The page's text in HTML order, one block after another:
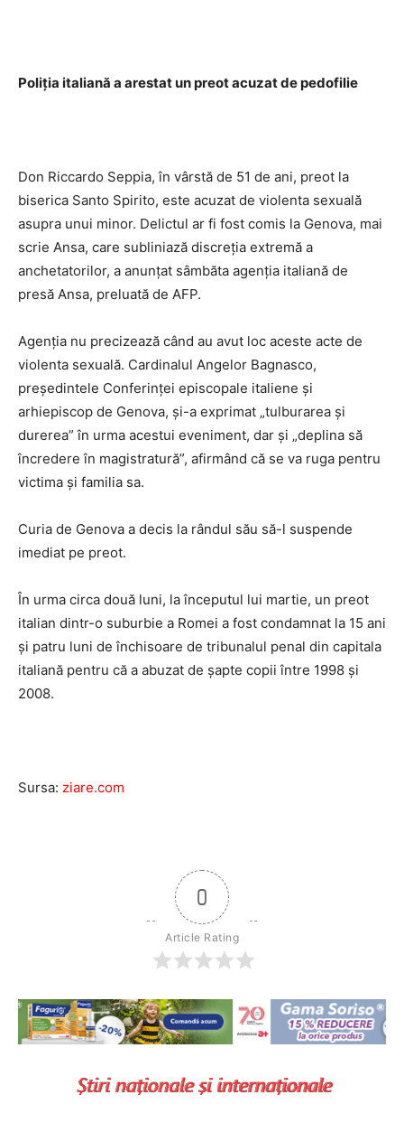
Poliţia italiană a arestat un preot acuzat de pedofilie
Don Riccardo Seppia, în vârstă de 51 de ani, preot la
biserica Santo Spirito, este acuzat de violenta sexuală
asupra unui minor. Delictul ar fi fost comis la Genova, mai
scrie Ansa, care subliniază discreţia extremă a
anchetatorilor, a anunţat sâmbăta agenţia italiană de
presă Ansa, preluată de AFP.
Agenţia nu precizează când au avut loc aceste acte de
violenta sexuală. Cardinalul Angelor Bagnasco,
preşedintele Conferinţei episcopale italiene şi
arhiepiscop de Genova, şi-a exprimat „tulburarea şi
durerea” în urma acestui eveniment, dar şi „deplina să
încredere în magistratură”, afirmând că se va ruga pentru
victima şi familia sa.
Curia de Genova a decis la rândul său să-l suspende
imediat pe preot.
În urma circa două luni, la începutul lui martie, un preot
italian dintr-o suburbie a Romei a fost condamnat la 15 ani
şi patru luni de închisoare de tribunalul penal din capitala
italiană pentru că a abuzat de şapte copii între 1998 şi
2008.
Sursa: ziare.com
0
Article Rating